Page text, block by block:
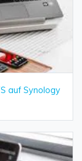
auf Synology